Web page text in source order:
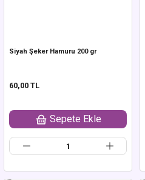
Siyah Şeker Hamuru 200 gr
60,00 TL
Sepete Ekle